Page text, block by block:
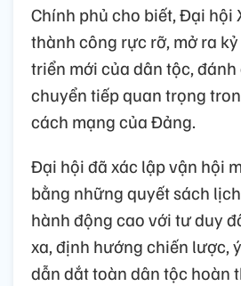
Chính phủ cho biết, Đại hội
thành công rực rỡ, mở ra
triển mới của dân tộc,
chuyển tiếp quan trọng
cách mạng của Đảng.
Đại hội đã xác lập vận hội
bằng những quyết sách
hành động cao với tư duy
xa, định hướng chiến lược,
dẫn dắt toàn dân tộc hoàn